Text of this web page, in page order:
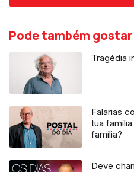
Pode também gostar
Tragédia
Falarias
tua
família?
Deve